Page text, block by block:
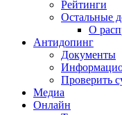
Рейтинги
Остальные
О
Антидопинг
Документы
Проверить
Медиа
Онлайн